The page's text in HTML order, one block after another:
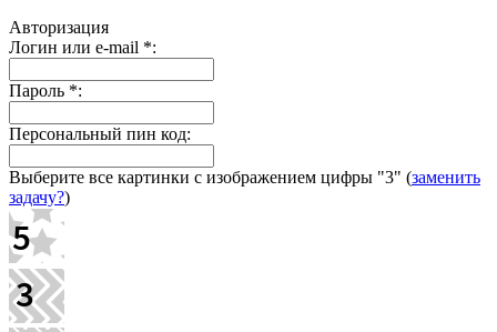
Авторизация
Логин или e-mail *:
Пароль *:
Персональный пин код:
Выберите все картинки с изображением цифры "3" (заменить
задачу?)